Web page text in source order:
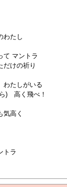
わたし
マントラ
けの祈り
たしがいる
) 高く飛べ！
高く
トラ